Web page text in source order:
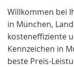
Willkommen bei
in München,
kosteneffiziente
Kennzeichen in
beste Preis-